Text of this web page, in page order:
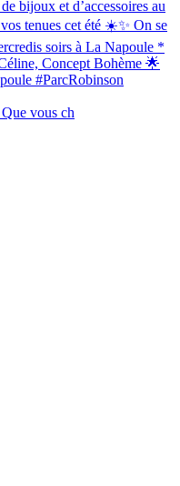
vous ch